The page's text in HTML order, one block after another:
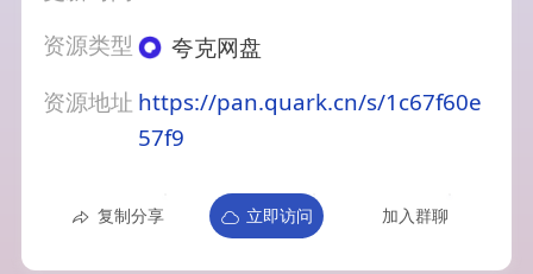
资源类型
夸克网盘
资源地址 https://pan.quark.cn/s/1c67f60e
57f9
复制分享 立即访问 加入群聊